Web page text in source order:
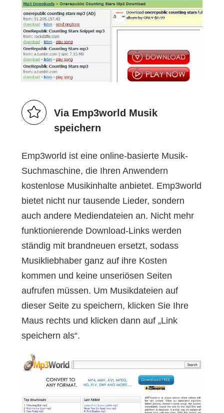
Via Emp3world Musik
speichern
Emp3world ist eine online-basierte Musik-
Suchmaschine, die Ihren Anwendern
kostenlose Musikinhalte anbietet. Emp3world
bietet nicht nur tausende Lieder, sondern
auch andere Mediendateien an. Nicht mehr
funktionierende Download-Links werden
ständig mit brandneuen ersetzt, sodass
Musikliebhaber ganz auf ihre Kosten
kommen und keine unseriösen Seiten
aufrufen müssen. Um Musikdateien auf
dieser Seite zu speichern, klicken Sie Ihre
Maus rechts und klicken dann auf „Link
speichern als“.